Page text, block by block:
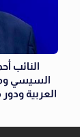
النائب
السيسي
العربية